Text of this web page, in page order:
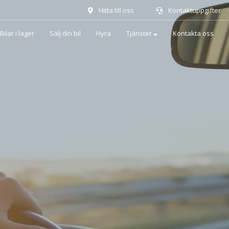
Hitta till oss Kontaktuppgifter
Bilar i lager Sälj din bil Hyra Tjänster Kontakta oss